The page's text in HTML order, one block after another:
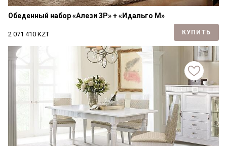
Обеденный набор «Алези 3Р» + «Идальго М»
2 071 410 KZT КУПИТЬ